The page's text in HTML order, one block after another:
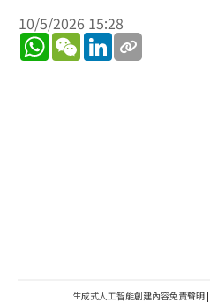
10/5/2026 15:28
WhatsApp
WeChatLinkedIn
生成式人工智能創建內容免責聲明 |